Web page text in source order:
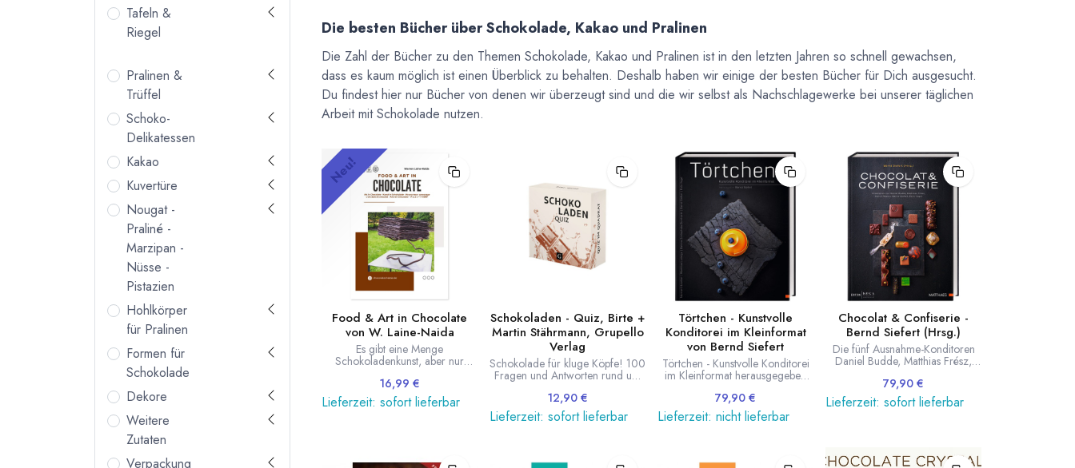
Tafeln &
Riegel
Pralinen &
Trüffel
Schoko-
Delikatessen
Kakao
Kuvertüre
Nougat -
Praliné -
Marzipan -
Nüsse -
Pistazien
Hohlkörper
für Pralinen
Formen für
Schokolade
Dekore
Weitere
Zutaten
Verpackung
Die besten Bücher über Schokolade, Kakao und Pralinen
Die Zahl der Bücher zu den Themen Schokolade, Kakao und Pralinen ist in den letzten Jahren so schnell gewachsen,
dass es kaum möglich ist einen Überblick zu behalten. Deshalb haben wir einige der besten Bücher für Dich ausgesucht.
Du findest hier nur Bücher von denen wir überzeugt sind und die wir selbst als Nachschlagewerke bei unserer täglichen
Arbeit mit Schokolade nutzen.
Neu!
Food & Art in Chocolate
von W. Laine-Naida
Es gibt eine Menge
Schokoladenkunst, aber nur
Schokolade nicht als dekoratives
Material, sondern als
eigenständige künstlerische
16,99 €
Lieferzeit: sofort lieferbar
Schokoladen - Quiz, Birte +
Martin Stährmann, Grupello
Verlag
Schokolade für kluge Köpfe! 100
Fragen und Antworten rund um
Rezepte und vieles mehr.
Autoren: Birte und Martin
Stährmann. Grupello Verlag.
12,90 €
Lieferzeit: sofort lieferbar
Törtchen - Kunstvolle
Konditorei im Kleinformat
von Bernd Siefert
Törtchen - Kunstvolle Konditorei
im Kleinformat herausgegeben
Siefert mit Beiträgen von Norman
Hunziker, Matthias Ludwigs,
Bettina Schliephake-Burchardt,
79,90 €
Lieferzeit: nicht lieferbar
Chocolat & Confiserie -
Bernd Siefert (Hrsg.)
Die fünf Ausnahme-Konditoren
Daniel Budde, Matthias Frész,
Felix Vogel liefern ein
ausgezeichnetes Werk über die
moderne Welt der Chocolaterie.
79,90 €
Lieferzeit: sofort lieferbar